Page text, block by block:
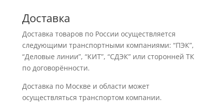
Доставка
Доставка товаров по России осуществляется
следующими транспортными компаниями: “ПЭК”,
“Деловые линии”, “КИТ”, “СДЭК” или сторонней ТК
по договорённости.
Доставка по Москве и области может
осуществляться транспортом компании.